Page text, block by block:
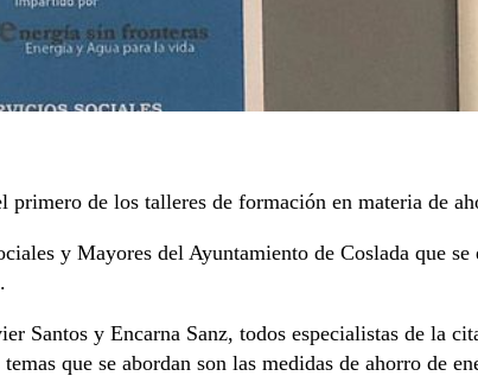
de los talleres de formación en materia de
y Mayores del Ayuntamiento de Coslada que
Santos y Encarna Sanz, todos especialistas de la
que se abordan son las medidas de ahorro de